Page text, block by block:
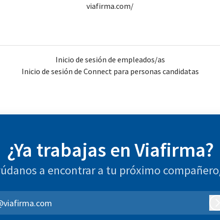
viafirma.com/
Inicio de sesión de empleados/as
Inicio de sesión de Connect para personas candidatas
¿Ya trabajas en Viafirma?
a encontrar a tu próximo